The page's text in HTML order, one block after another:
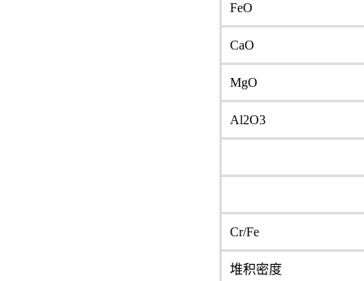
FeO
CaO
MgO
Al2O3
Cr/Fe
堆积密度